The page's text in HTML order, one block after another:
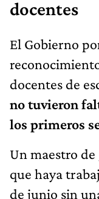
docentes
El Gobierno
docentes de
no tuvieron
los primeros
Un maestro
que haya
de junio sin